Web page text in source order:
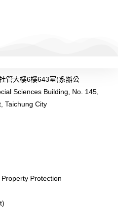
管大樓6樓643室(系辦公
Sciences Building, No. 145,
Taichung City
Protection